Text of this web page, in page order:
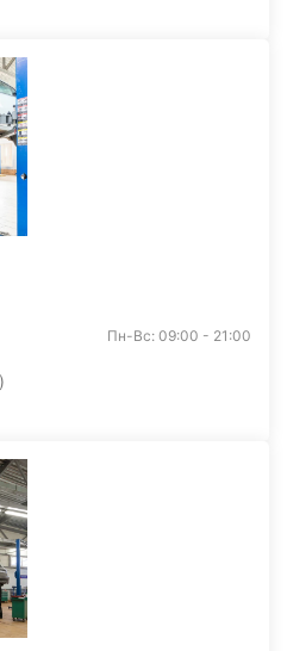
Пн-Вс: 09:00 - 21:00